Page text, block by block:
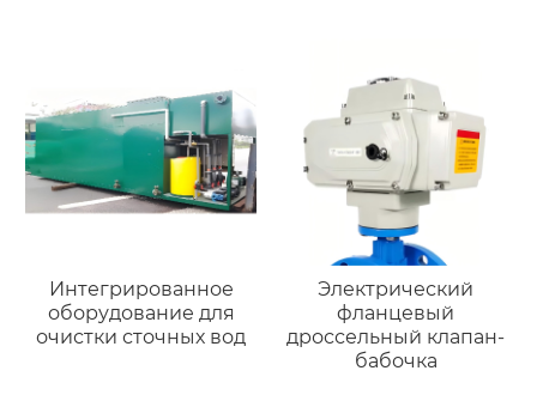
Интегрированное
оборудование для
очистки сточных вод
Электрический
фланцевый
дроссельный клапан-
бабочка